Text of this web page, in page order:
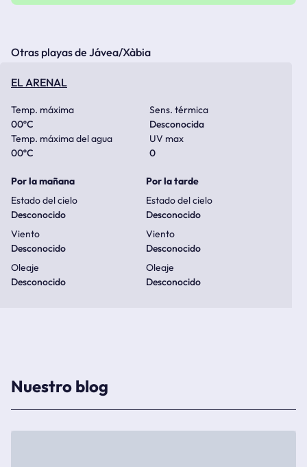
Otras playas de Jávea/Xàbia
EL ARENAL
Temp. máxima
00ºC
Sens. térmica
Desconocida
Temp. máxima del agua
00ºC
UV max
0
Por la mañana
Estado del cielo
Desconocido
Viento
Desconocido
Oleaje
Desconocido
Por la tarde
Estado del cielo
Desconocido
Viento
Desconocido
Oleaje
Desconocido
Nuestro blog